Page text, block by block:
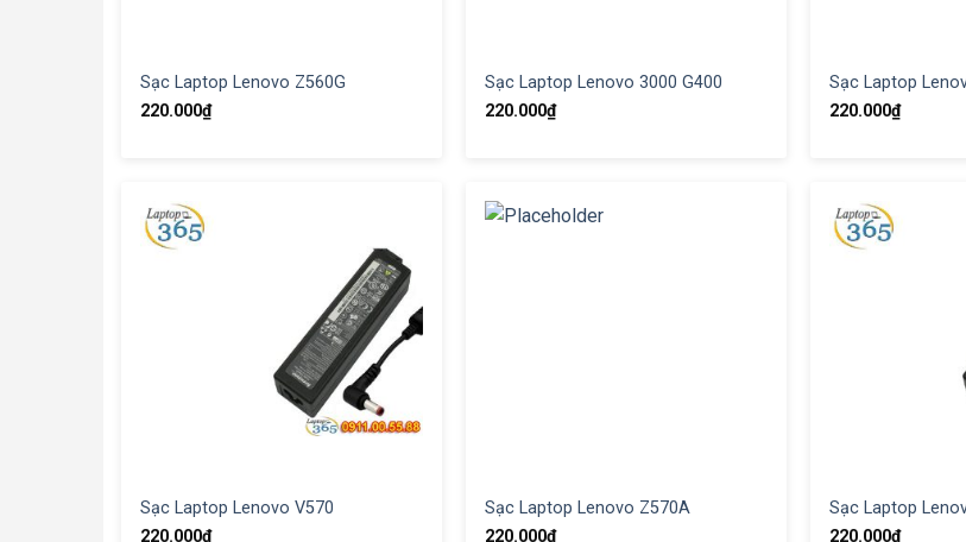
Sạc Laptop Lenovo Z560G
220.000₫
Sạc Laptop Lenovo 3000 G400
220.000₫
Sạc Laptop
220.000₫
Sạc Laptop Lenovo V570
220.000₫
Sạc Laptop Lenovo Z570A
220.000₫
Sạc Laptop
220.000₫